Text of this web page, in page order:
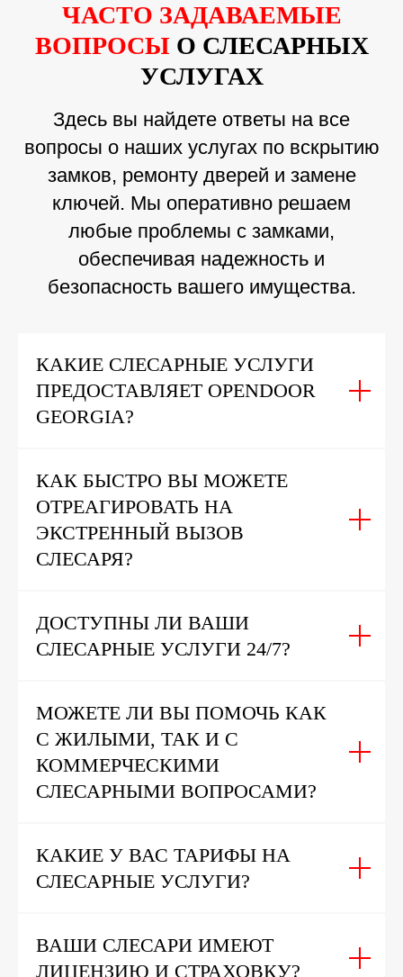
ЧАСТО ЗАДАВАЕМЫЕ
ВОПРОСЫ О СЛЕСАРНЫХ
УСЛУГАХ
Здесь вы найдете ответы на все
вопросы о наших услугах по вскрытию
замков, ремонту дверей и замене
ключей. Мы оперативно решаем
любые проблемы с замками,
обеспечивая надежность и
безопасность вашего имущества.
КАКИЕ СЛЕСАРНЫЕ УСЛУГИ
ПРЕДОСТАВЛЯЕТ OPENDOOR
GEORGIA?
КАК БЫСТРО ВЫ МОЖЕТЕ
ОТРЕАГИРОВАТЬ НА
ЭКСТРЕННЫЙ ВЫЗОВ
СЛЕСАРЯ?
ДОСТУПНЫ ЛИ ВАШИ
СЛЕСАРНЫЕ УСЛУГИ 24/7?
МОЖЕТЕ ЛИ ВЫ ПОМОЧЬ КАК
С ЖИЛЫМИ, ТАК И С
КОММЕРЧЕСКИМИ
СЛЕСАРНЫМИ ВОПРОСАМИ?
КАКИЕ У ВАС ТАРИФЫ НА
СЛЕСАРНЫЕ УСЛУГИ?
ВАШИ СЛЕСАРИ ИМЕЮТ
ЛИЦЕНЗИЮ И СТРАХОВКУ?